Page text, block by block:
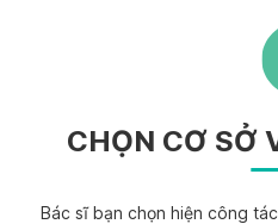
CHỌN CƠ SỞ
Bác sĩ bạn chọn hiện công